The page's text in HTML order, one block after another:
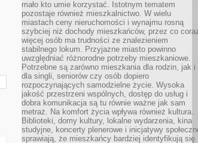
mało kto umie korzystać. Istotnym tematem
pozostaje również mieszkalnictwo. W wielu
miastach ceny nieruchomości i wynajmu rosną
szybciej niż dochody mieszkańców, przez co
więcej osób ma trudności ze znalezieniem
stabilnego lokum. Przyjazne miasto powinno
uwzględniać różnorodne potrzeby mieszkaniowe.
Potrzebne są zarówno mieszkania dla rodzin, jak i
dla singli, seniorów czy osób dopiero
rozpoczynających samodzielne życie. Wysoka
jakość przestrzeni wspólnych, dostęp do usług i
dobra komunikacja są tu równie ważne jak sam
metraż. Na komfort życia wpływa również kultura.
Biblioteki, domy kultury, lokalne wydarzenia, kina
studyjne, koncerty plenerowe i inicjatywy
sprawiają, że mieszkańcy bardziej identyfikują się